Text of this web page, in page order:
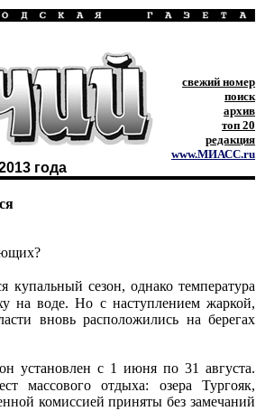
свежий номер
поиск
архив
топ 20
редакция
www.МИАСС.ru
года
сезон, однако температура
на воде. Но с наступлением жаркой,
вновь расположились на берегах
установлен с 1 июня по 31 августа.
массового отдыха: озера Тургояк,
комиссией приняты без замечаний